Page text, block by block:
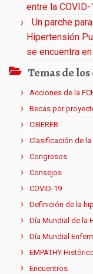
entre la
Un parche
Hipertensión
se encuentra
Temas de
Acciones de la
Becas por
CIBERER
Clasificación de
Congresos
Consejos
COVID-19
Definición de la
Día Mundial de la
Día Mundial
EMPATHY
Encuentros